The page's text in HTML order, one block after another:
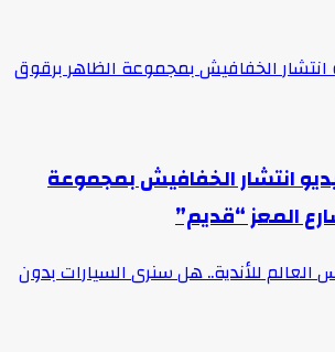
الخفافيش بمجموعة الظاهر برقوق
انتشار الخفافيش بمجموعة
المعز “قديم”
للأندية.. هل سنرى السيارات بدون